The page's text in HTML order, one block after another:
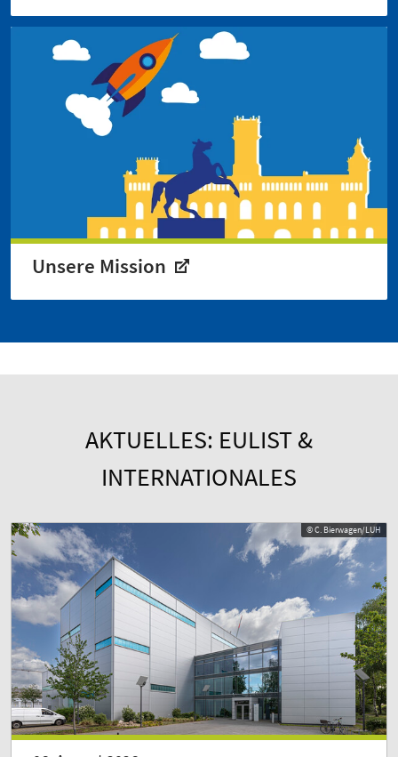
Unsere Mission
AKTUELLES: EULIST &
INTERNATIONALES
© C. Bierwagen/LUH